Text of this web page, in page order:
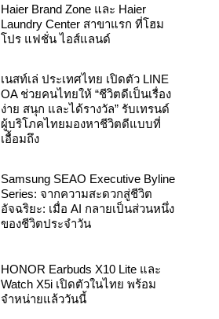
Laundry Center สาขาแรก ที่โฮม
โปร แฟชั่น ไอส์แลนด์
OA ช่วยคนไทยให้ “ชีวิตดีเป็นเรื่อง
ง่าย สนุก และได้รางวัล” รับเทรนด์
ผู้บริโภคไทยมองหาชีวิตดีแบบที่
เอื้อมถึง
Series: จากความสะดวกสู่ชีวิต
อัจฉริยะ: เมื่อ AI กลายเป็นส่วนหนึ่ง
ของชีวิตประจำวัน
Watch X5i เปิดตัวในไทย พร้อม
จำหน่ายแล้ววันนี้